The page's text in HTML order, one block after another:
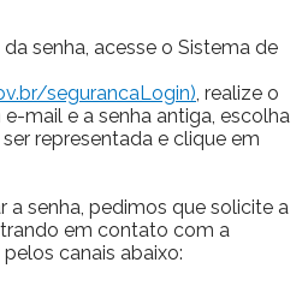
senha, acesse o Sistema de
segurancaLogin) , realize o
mail e a senha antiga, escolha
representada e clique em
a senha, pedimos que solicite a
em contato com a
canais abaixo: